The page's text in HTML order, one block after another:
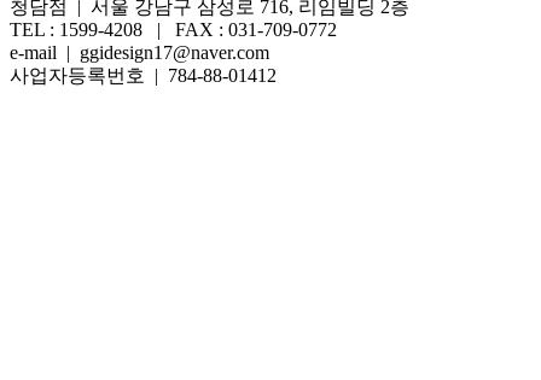
청담점 | 서울 강남구 삼성로 716, 리임빌딩 2층
TEL : 1599-4208 | FAX : 031-709-0772
e-mail | ggidesign17@naver.com
사업자등록번호 | 784-88-01412